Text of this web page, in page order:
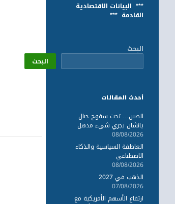
*** البيانات الاقتصادية
القادمة ***
البحث
البحث
أحدث المقالات
الصين… تحت سفوح جبال
يانشان يجري شيء مذهل
08/08/2026
العاطفة السياسية والذكاء
الاصطناعي
08/08/2026
الذهب في 2027
07/08/2026
ارتفاع الأسهم الأمريكية مع